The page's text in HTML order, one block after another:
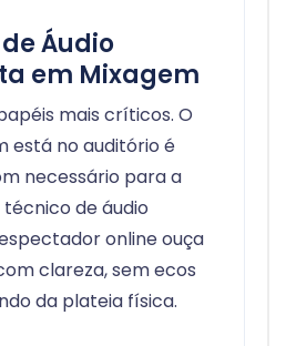
Áudio
em Mixagem
mais críticos. O
está no auditório é
necessário para a
de áudio
online ouça
clareza, sem ecos
da plateia física.